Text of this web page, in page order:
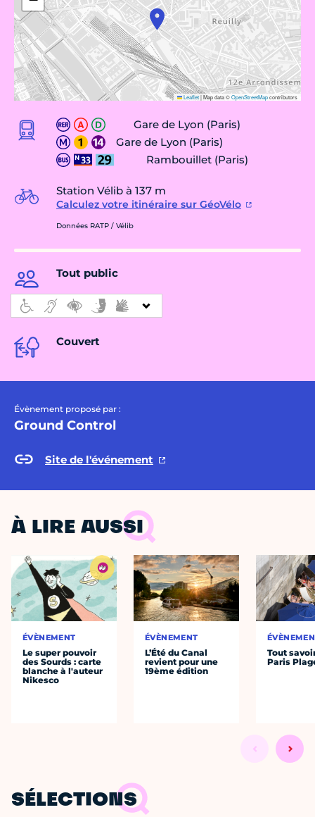
Leaflet|Map data ©OpenStreetMapcontributors
Gare de Lyon (Paris)
Gare de Lyon (Paris)
Rambouillet (Paris)
Station Vélib à 137 m
Calculez votre itinéraire sur GéoVélo
Données RATP / Vélib
Tout public
Couvert
Évènement proposé par :
Ground Control
Site de l'événement
À LIRE AUSSI
ÉVÈNEMENT
Le super pouvoir
des Sourds : carte
blanche à l'auteur
Nikesco
ÉVÈNEMENT
L’Été du Canal
revient pour une
19ème édition
Tout
Paris
SÉLECTIONS